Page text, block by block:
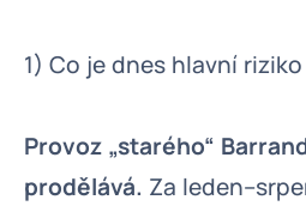
1) Co je dnes hlavní riziko
Provoz „starého“
prodělává. Za